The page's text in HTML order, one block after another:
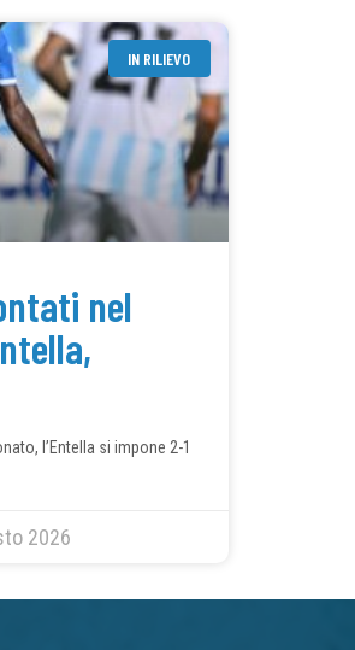
IN RILIEVO
nel
l’Entella si impone 2-1
2026